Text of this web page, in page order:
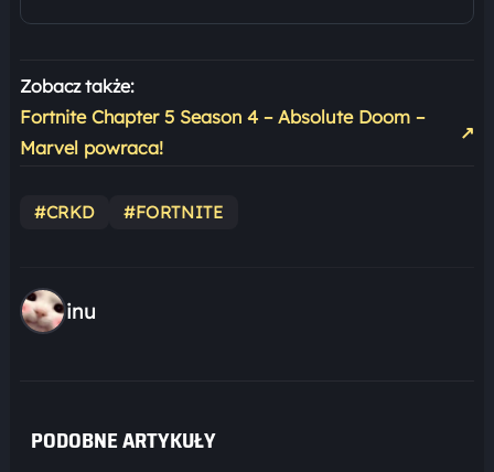
Zobacz także:
Fortnite Chapter 5 Season 4 – Absolute Doom –
Marvel powraca!
↗
#CRKD #FORTNITE
inu
PODOBNE ARTYKUŁY